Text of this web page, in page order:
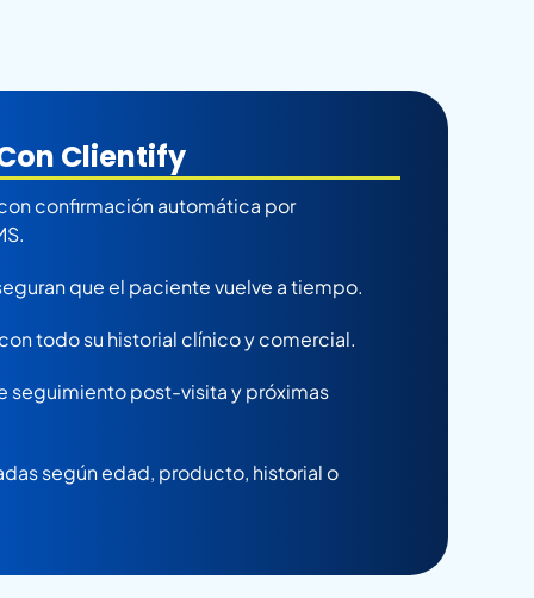
Clientify
confirmación automática por
que el paciente vuelve a tiempo.
todo su historial clínico y comercial.
seguimiento post-visita y próximas
según edad, producto, historial o